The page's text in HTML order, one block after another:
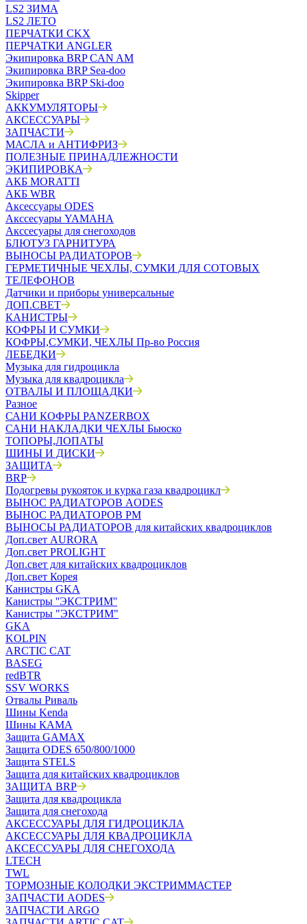
LS2 ЗИМА
LS2 ЛЕТО
ПЕРЧАТКИ CKX
ПЕРЧАТКИ ANGLER
Экипировка BRP CAN AM
Экипировка BRP Sea-doo
Экипировка BRP Ski-doo
Skipper
АККУМУЛЯТОРЫ
АКСЕССУАРЫ
ЗАПЧАСТИ
МАСЛА и АНТИФРИЗ
ПОЛЕЗНЫЕ ПРИНАДЛЕЖНОСТИ
ЭКИПИРОВКА
АКБ MORATTI
АКБ WBR
Аксессуары ODES
Акссесуары YAMAHA
Акссесуары для снегоходов
БЛЮТУЗ ГАРНИТУРА
ВЫНОСЫ РАДИАТОРОВ
ГЕРМЕТИЧНЫЕ ЧЕХЛЫ, СУМКИ ДЛЯ СОТОВЫХ
ТЕЛЕФОНОВ
Датчики и приборы универсальные
ДОП.СВЕТ
КАНИСТРЫ
КОФРЫ И СУМКИ
КОФРЫ,СУМКИ, ЧЕХЛЫ Пр-во Россия
ЛЕБЕДКИ
Музыка для гидроцикла
Музыка для квадроцикла
ОТВАЛЫ И ПЛОЩАДКИ
Разное
САНИ КОФРЫ PANZERBOX
САНИ НАКЛАДКИ ЧЕХЛЫ Бьюско
ТОПОРЫ,ЛОПАТЫ
ШИНЫ И ДИСКИ
ЗАЩИТА
BRP
Подогревы рукояток и курка газа квадроцикл
ВЫНОС РАДИАТОРОВ AODES
ВЫНОС РАДИАТОРОВ РМ
ВЫНОСЫ РАДИАТОРОВ для китайских квадроциклов
Доп.свет AURORA
Доп.свет PROLIGHT
Доп.свет для китайских квадроциклов
Доп.свет Корея
Канистры GKA
Канистры ''ЭКСТРИМ''
Канистры "ЭКСТРИМ"
GKA
KOLPIN
ARCTIC CAT
BASEG
redBTR
SSV WORKS
Отвалы Риваль
Шины Kenda
Шины КАМА
Защита GAMAX
Защита ODES 650/800/1000
Защита STELS
Защита для китайских квадроциклов
ЗАЩИТА BRP
Защита для квадроцикла
Защита для снегохода
АКСЕССУАРЫ ДЛЯ ГИДРОЦИКЛА
АКСЕССУАРЫ ДЛЯ КВАДРОЦИКЛА
АКСЕССУАРЫ ДЛЯ СНЕГОХОДА
LTECH
TWL
ТОРМОЗНЫЕ КОЛОДКИ ЭКСТРИММАСТЕР
ЗАПЧАСТИ AODES
ЗАПЧАСТИ ARGO